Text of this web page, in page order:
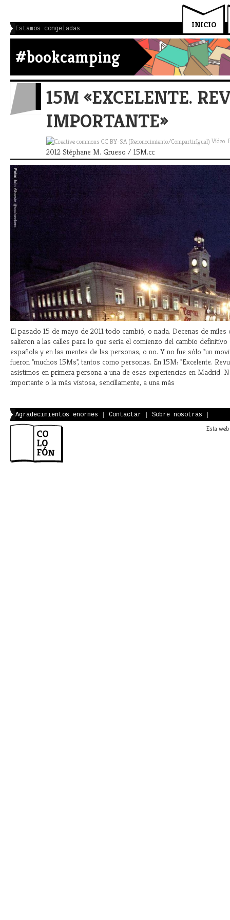
INICIO
Estamos congeladas
#bookcamping
15M «EXCELENTE.
IMPORTANTE»
Vídeo.
2012 Stéphane M. Grueso / 15M.cc
El pasado 15 de mayo de 2011 todo cambió, o nada. Decenas de miles
salieron a las calles para lo que sería el comienzo del cambio definitivo
española y en las mentes de las personas, o no. Y no fue sólo "un
fueron "muchos 15Ms", tantos como personas. En 15M: "Excelente.
asistimos en primera persona a una de esas experiencias en Madrid.
importante o la más vistosa, sencillamente, a una más
Agradecimientos enormes Contactar Sobre nosotras
Esta